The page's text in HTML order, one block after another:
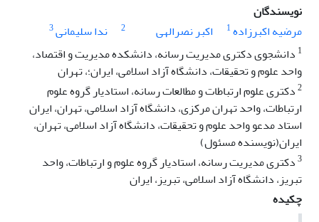
نویسندگان
مرضیه اکبرزاده1 اکبر نصرالهی 2 ندا سلیمانی3
1 دانشجوی دکتری مدیریت رسانه، دانشکده مدیریت و اقتصاد،
واحد علوم و تحقیقات، دانشگاه آزاد اسلامی، ایران؛، تهران
2دکتری علوم ارتباطات و مطالعات رسانه، استادیار گروه علوم
ارتباطات، واحد تهران مرکزی، دانشگاه آزاد اسلامی، تهران، ایران
استاد مدعو واحد علوم و تحقیقات، دانشگاه آزاد اسلامی، تهران،
ایران(نویسنده مسئول)
3دکتری مدیریت رسانه، استادیار گروه علوم و ارتباطات، واحد
تبریز، دانشگاه آزاد اسلامی، تبریز، ایران
چکیده